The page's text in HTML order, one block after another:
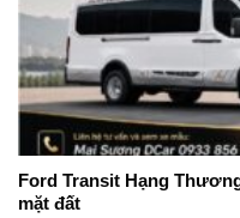
Ford Transit Hạng
mặt đất